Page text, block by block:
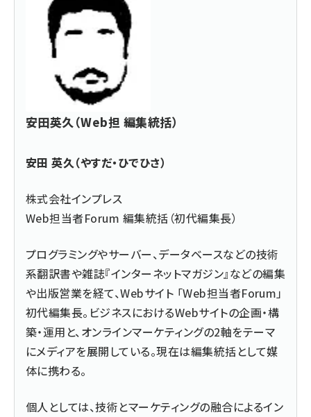
安田英久（Web担 編集統括）
安田 英久（やすだ・ひでひさ）
株式会社インプレス
Web担当者Forum 編集統括（初代編集長）
プログラミングやサーバー、データベースなどの技術
系翻訳書や雑誌『インターネットマガジン』などの編集
や出版営業を経て、Webサイト 「Web担当者Forum」
初代編集長。ビジネスにおけるWebサイトの企画・構
築・運用と、オンラインマーケティングの2軸をテーマ
にメディアを展開している。現在は編集統括として媒
体に携わる。
個人としては、技術とマーケティングの融合によるイン